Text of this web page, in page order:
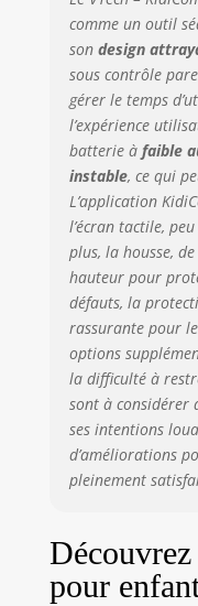
comme un outil
son design
sous contrôle
gérer le temps
l’expérience
batterie à faible
instable, ce qui
L’application
l’écran tactile,
plus, la housse,
hauteur pour
défauts, la
rassurante pour
options
la difficulté à
sont à considérer
ses intentions
d’améliorations
pleinement
Découvrez
pour